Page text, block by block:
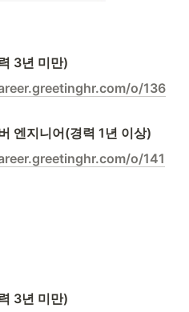
3년 미만)
o/136
엔지니어(경력 1년 이상)
o/141
3년 미만)